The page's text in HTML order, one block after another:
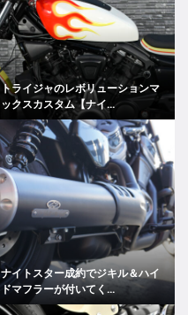
トライジャのレボリューションマ
ックスカスタム【ナイ...
ナイトスター成約でジキル＆ハイ
ドマフラーが付いてく...